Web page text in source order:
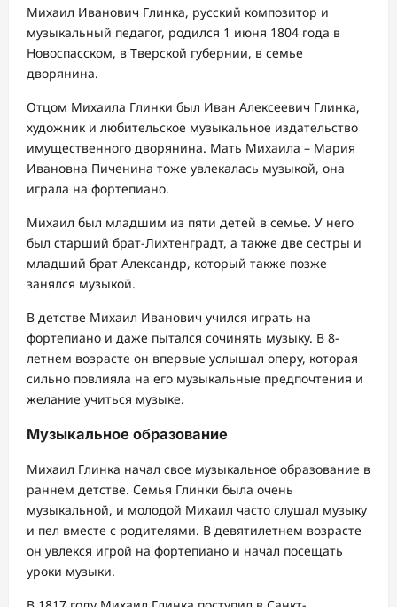
Михаил Иванович Глинка, русский композитор и
музыкальный педагог, родился 1 июня 1804 года в
Новоспасском, в Тверской губернии, в семье
дворянина.
Отцом Михаила Глинки был Иван Алексеевич Глинка,
художник и любительское музыкальное издательство
имущественного дворянина. Мать Михаила – Мария
Ивановна Пиченина тоже увлекалась музыкой, она
играла на фортепиано.
Михаил был младшим из пяти детей в семье. У него
был старший брат-Лихтенградт, а также две сестры и
младший брат Александр, который также позже
занялся музыкой.
В детстве Михаил Иванович учился играть на
фортепиано и даже пытался сочинять музыку. В 8-
летнем возрасте он впервые услышал оперу, которая
сильно повлияла на его музыкальные предпочтения и
желание учиться музыке.
Музыкальное образование
Михаил Глинка начал свое музыкальное образование в
раннем детстве. Семья Глинки была очень
музыкальной, и молодой Михаил часто слушал музыку
и пел вместе с родителями. В девятилетнем возрасте
он увлекся игрой на фортепиано и начал посещать
уроки музыки.